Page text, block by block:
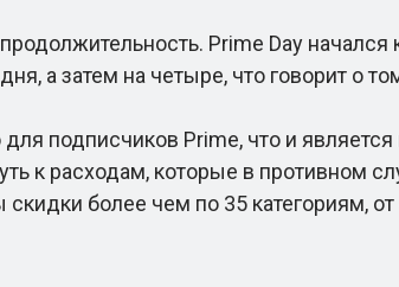
Prime Day начался
а затем на четыре, что говорит о
подписчиков Prime, что и
к расходам, которые в противном
более чем по 35 категориям,